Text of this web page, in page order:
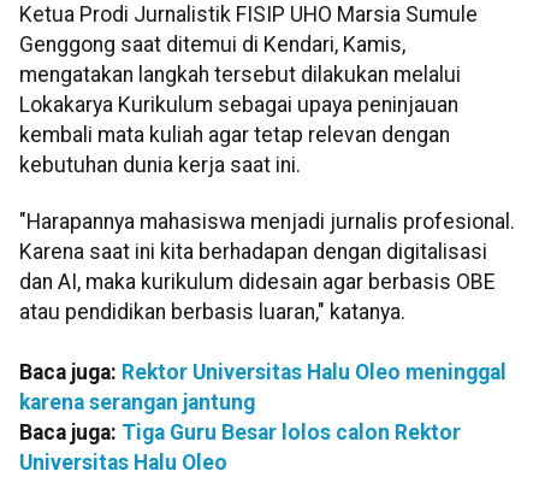
Ketua Prodi Jurnalistik FISIP UHO Marsia Sumule
Genggong saat ditemui di Kendari, Kamis,
mengatakan langkah tersebut dilakukan melalui
Lokakarya Kurikulum sebagai upaya peninjauan
kembali mata kuliah agar tetap relevan dengan
kebutuhan dunia kerja saat ini.
"Harapannya mahasiswa menjadi jurnalis profesional.
Karena saat ini kita berhadapan dengan digitalisasi
dan AI, maka kurikulum didesain agar berbasis OBE
atau pendidikan berbasis luaran," katanya.
Baca juga: Rektor Universitas Halu Oleo meninggal
karena serangan jantung
Baca juga: Tiga Guru Besar lolos calon Rektor
Universitas Halu Oleo